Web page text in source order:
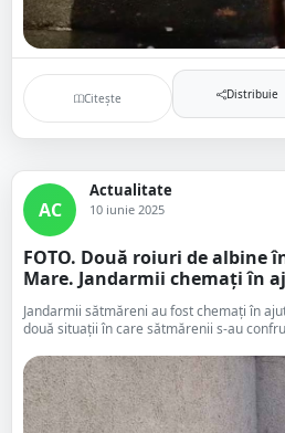
Citește Distribuie
AC
Actualitate
10 iunie 2025
FOTO. Două roiuri de albine
Mare. Jandarmii chemați în
Jandarmii sătmăreni au fost chemați în
două situații în care sătmărenii s-au